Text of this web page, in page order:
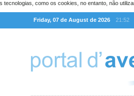
tecnologias, como os cookies, no entanto, não
Friday, 07 de August de 2026
21:52